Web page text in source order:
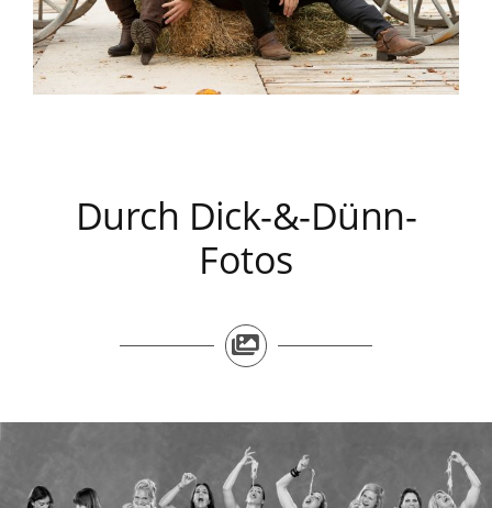
Durch Dick-&-Dünn-
Fotos